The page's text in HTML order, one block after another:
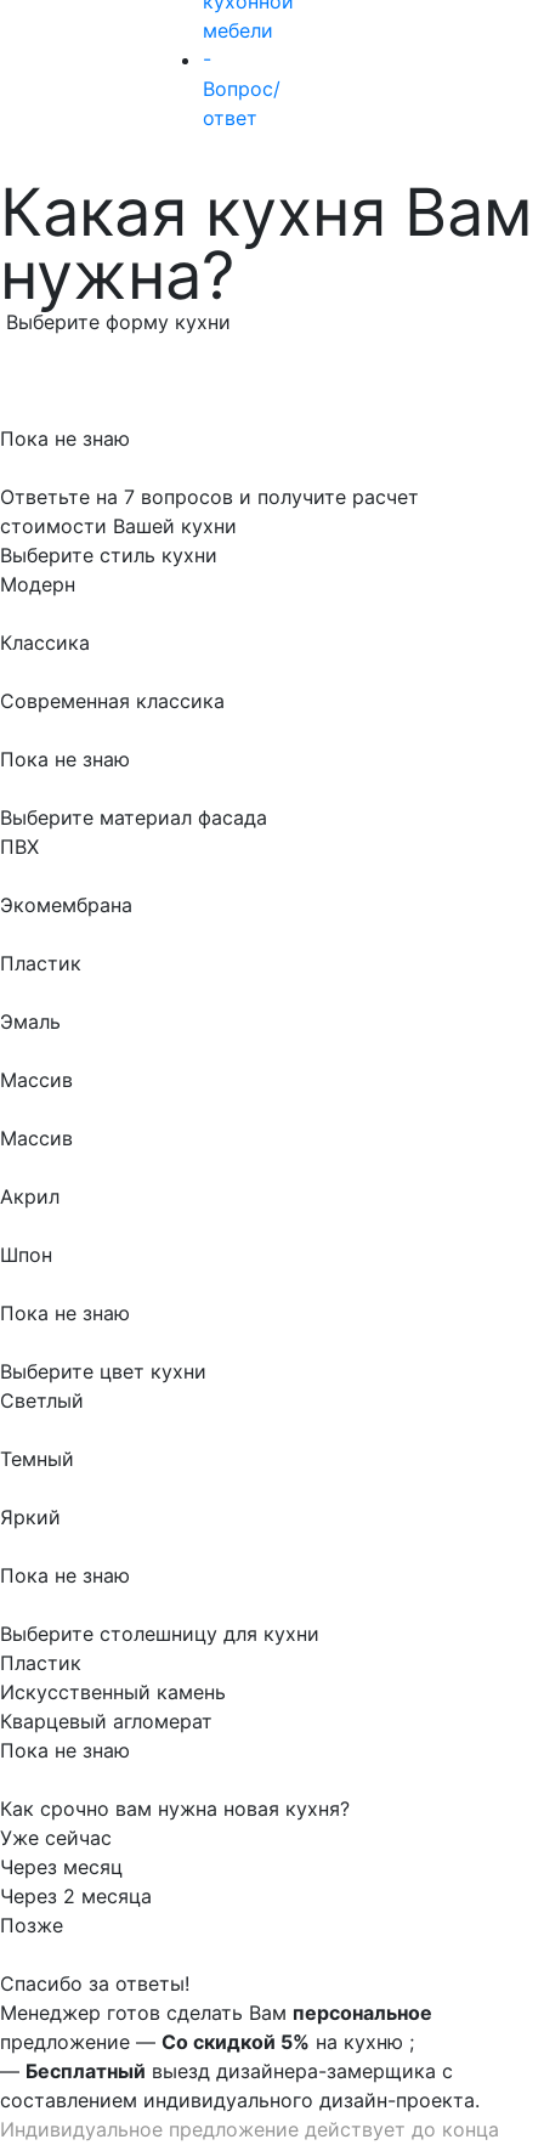
мебели
-
Вопрос/
ответ
Какая кухня Вам
нужна?
Выберите форму кухни
Пока не знаю
Ответьте на 7 вопросов и получите расчет
стоимости Вашей кухни
Выберите стиль кухни
Модерн
Классика
Современная классика
Пока не знаю
Выберите материал фасада
ПВХ
Экомембрана
Пластик
Эмаль
Массив
Массив
Акрил
Шпон
Пока не знаю
Выберите цвет кухни
Светлый
Темный
Яркий
Пока не знаю
Выберите столешницу для кухни
Пластик
Искусственный камень
Кварцевый агломерат
Пока не знаю
Как срочно вам нужна новая кухня?
Уже сейчас
Через месяц
Через 2 месяца
Позже
Спасибо за ответы!
Менеджер готов сделать Вам персональное
предложение — Со скидкой 5% на кухню ;
— Бесплатный выезд дизайнера-замерщика с
составлением индивидуального дизайн-проекта.
Индивидуальное предложение действует до конца